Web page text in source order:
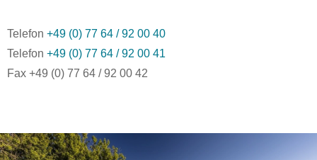
Telefon +49 (0) 77 64 / 92 00 40
Telefon +49 (0) 77 64 / 92 00 41
Fax +49 (0) 77 64 / 92 00 42